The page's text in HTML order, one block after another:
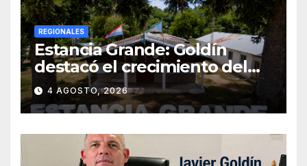
REGIONALES
Estancia Grande: Goldín
destacó el crecimiento del
municipio, anunció nuevas
obras y defendió su gestión
frente a las críticas
4 AGOSTO, 2026